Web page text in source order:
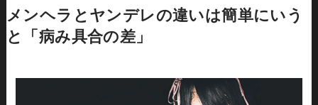
メンヘラとヤンデレの違いは簡単にいう
と「病み具合の差」